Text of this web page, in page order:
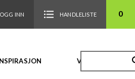
INN HANDLELISTE 0
VIDEO